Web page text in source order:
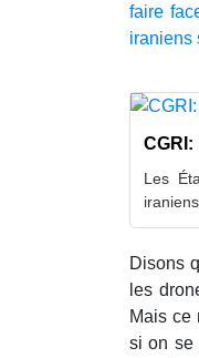
faire
iraniens
CGRI:
Les
iraniens.
Disons
les
Mais ce
si on se